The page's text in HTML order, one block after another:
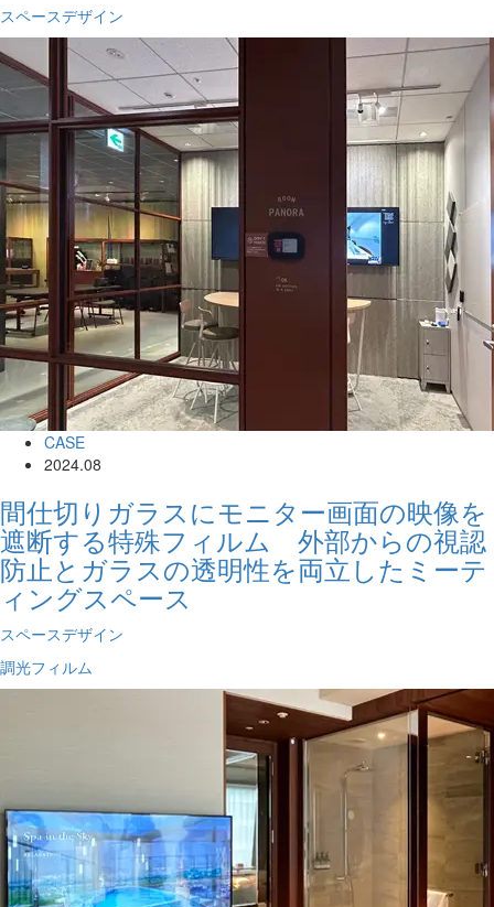
スペースデザイン
CASE
2024.08
間仕切りガラスにモニター画面の映像を
遮断する特殊フィルム 外部からの視認
防止とガラスの透明性を両立したミーテ
ィングスペース
スペースデザイン
調光フィルム